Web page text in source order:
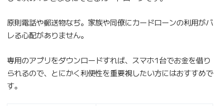
原則電話や郵送物なぢ。家族や同僚にカードローンの利用がバ
レる心配がありません。
専用のアプリをダウンロードすれば、スマホ1台でお金を借り
られるので、とにかく利便性を重要視したい方にはおすすめで
す。